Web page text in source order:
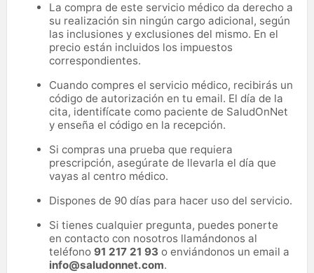
La compra de este servicio médico da derecho a
su realización sin ningún cargo adicional, según
las inclusiones y exclusiones del mismo. En el
precio están incluidos los impuestos
correspondientes.
Cuando compres el servicio médico, recibirás un
código de autorización en tu email. El día de la
cita, identifícate como paciente de SaludOnNet
y enseña el código en la recepción.
Si compras una prueba que requiera
prescripción, asegúrate de llevarla el día que
vayas al centro médico.
Dispones de 90 días para hacer uso del servicio.
Si tienes cualquier pregunta, puedes ponerte
en contacto con nosotros llamándonos al
teléfono 91 217 21 93 o enviándonos un email a
info@saludonnet.com.